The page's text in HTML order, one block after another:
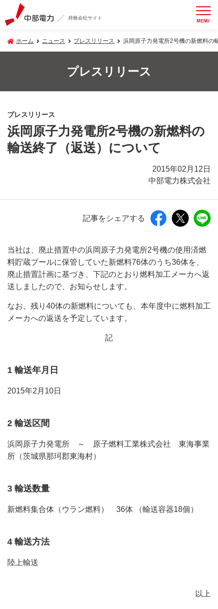
持株会社サイト MENU
ホーム ニュース プレスリリース 浜岡原子力発電所2号機の新燃料の
プレスリリース
プレスリリース
浜岡原子力発電所2号機の新燃料の
輸送終了（返送）について
2015年02月12日
中部電力株式会社
記事をシェアする
当社は、廃止措置中の浜岡原子力発電所2号機の使用済燃
料貯蔵プールに保管していた新燃料76体のうち36体を、
廃止措置計画に基づき、下記のとおり燃料加工メーカへ返
送しましたので、お知らせします。
なお、残り40体の新燃料についても、本年度中に燃料加工
メーカへの返送を予定しています。
記
1 輸送年月日
2015年2月10日
2 輸送区間
浜岡原子力発電所 ～ 原子燃料工業株式会社 東海事業
所（茨城県那珂郡東海村）
3 輸送数量
新燃料集合体（ウラン燃料） 36体 （輸送容器18個）
4 輸送方法
陸上輸送
以上